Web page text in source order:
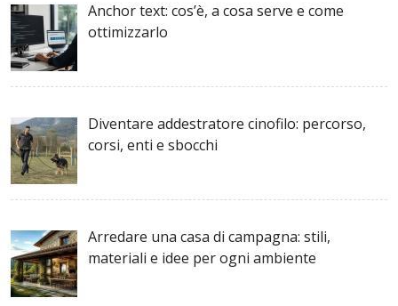
Anchor text: cos’è, a cosa serve e come
ottimizzarlo
Diventare addestratore cinofilo: percorso,
corsi, enti e sbocchi
Arredare una casa di campagna: stili,
materiali e idee per ogni ambiente